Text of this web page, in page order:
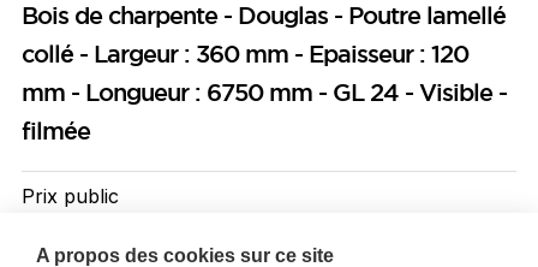
A propos des cookies sur ce site
Bois de charpente - Douglas - Poutre lamellé
collé - Largeur : 360 mm - Epaisseur : 120
mm - Longueur : 6750 mm - GL 24 - Visible -
filmée
Prix public